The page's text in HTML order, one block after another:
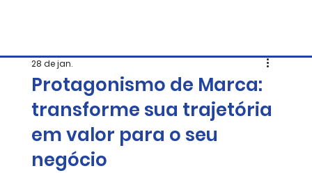
Protagonismo de Marca:
transforme sua trajetória
em valor para o seu
negócio
28 de jan.